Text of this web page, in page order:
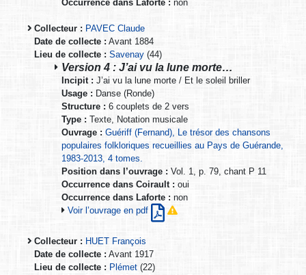
Occurrence dans Laforte : non
Collecteur : PAVEC Claude
Date de collecte : Avant 1884
Lieu de collecte : Savenay (44)
Version 4 : J’ai vu la lune morte…
Incipit : J’ai vu la lune morte / Et le soleil briller
Usage : Danse (Ronde)
Structure : 6 couplets de 2 vers
Type : Texte, Notation musicale
Ouvrage : Guériff (Fernand), Le trésor des chansons
populaires folkloriques recueillies au Pays de Guérande,
1983-2013, 4 tomes.
Position dans l’ouvrage : Vol. 1, p. 79, chant P 11
Occurrence dans Coirault : oui
Occurrence dans Laforte : non
Voir l’ouvrage en pdf
Collecteur : HUET François
Date de collecte : Avant 1917
Lieu de collecte : Plémet (22)